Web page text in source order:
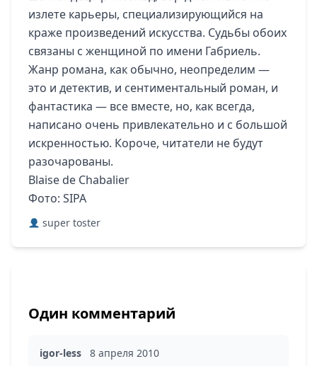
излете карьеры, специализирующийся на
краже произведений искусства. Судьбы обоих
связаны с женщиной по имени Габриель.
Жанр романа, как обычно, неопределим —
это и детектив, и сентиментальный роман, и
фантастика — все вместе, но, как всегда,
написано очень привлекательно и с большой
искренностью. Короче, читатели не будут
разочарованы.
Blaise de Chabalier
Фото: SIPA
super toster
Один комментарий
igor-less 8 апреля 2010